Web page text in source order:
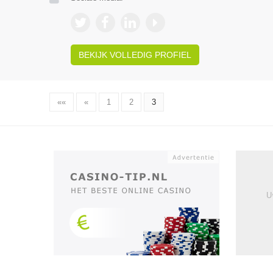
BEKIJK VOLLEDIG PROFIEL
«« « 1 2 3